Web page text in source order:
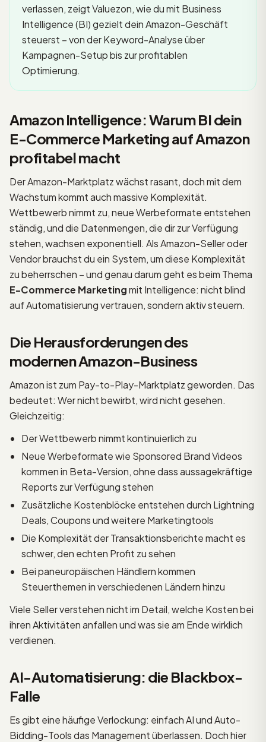
verlassen, zeigt Valuezon, wie du mit Business
Intelligence (BI) gezielt dein Amazon-Geschäft
steuerst – von der Keyword-Analyse über
Kampagnen-Setup bis zur profitablen
Optimierung.
Amazon Intelligence: Warum BI dein
E-Commerce Marketing auf Amazon
profitabel macht
Der Amazon-Marktplatz wächst rasant, doch mit dem
Wachstum kommt auch massive Komplexität.
Wettbewerb nimmt zu, neue Werbeformate entstehen
ständig, und die Datenmengen, die dir zur Verfügung
stehen, wachsen exponentiell. Als Amazon-Seller oder
Vendor brauchst du ein System, um diese Komplexität
zu beherrschen – und genau darum geht es beim Thema
E-Commerce Marketingmit Intelligence: nicht blind
auf Automatisierung vertrauen, sondern aktiv steuern.
Die Herausforderungen des
modernen Amazon-Business
Amazon ist zum Pay-to-Play-Marktplatz geworden. Das
bedeutet: Wer nicht bewirbt, wird nicht gesehen.
Gleichzeitig:
Der Wettbewerb nimmt kontinuierlich zu
Neue Werbeformate wie Sponsored Brand Videos
kommen in Beta-Version, ohne dass aussagekräftige
Reports zur Verfügung stehen
Zusätzliche Kostenblöcke entstehen durch Lightning
Deals, Coupons und weitere Marketingtools
Die Komplexität der Transaktionsberichte macht es
schwer, den echten Profit zu sehen
Bei paneuropäischen Händlern kommen
Steuerthemen in verschiedenen Ländern hinzu
Viele Seller verstehen nicht im Detail, welche Kosten bei
ihren Aktivitäten anfallen und was sie am Ende wirklich
verdienen.
AI-Automatisierung: die Blackbox-
Falle
Es gibt eine häufige Verlockung: einfach AI und Auto-
Bidding-Tools das Management überlassen. Doch hier